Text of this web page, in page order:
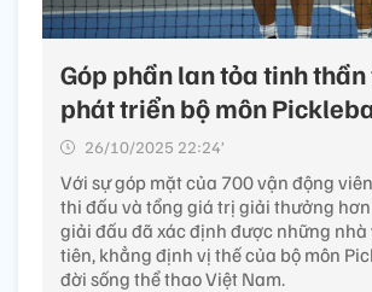
Góp phần lan tỏa tinh
phát triển bộ môn
26/10/2025 22:24’
Với sự góp mặt của 700 vận động
thi đấu và tổng giá trị giải thưởng
giải đấu đã xác định được những nhà
tiên, khẳng định vị thế của bộ môn
đời sống thể thao Việt Nam.